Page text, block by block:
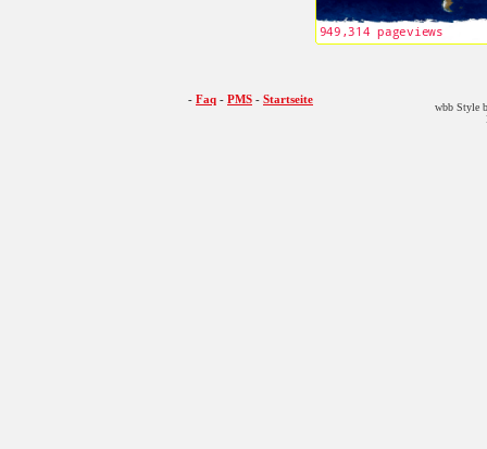
- Faq - PMS - Startseite
wbb Style